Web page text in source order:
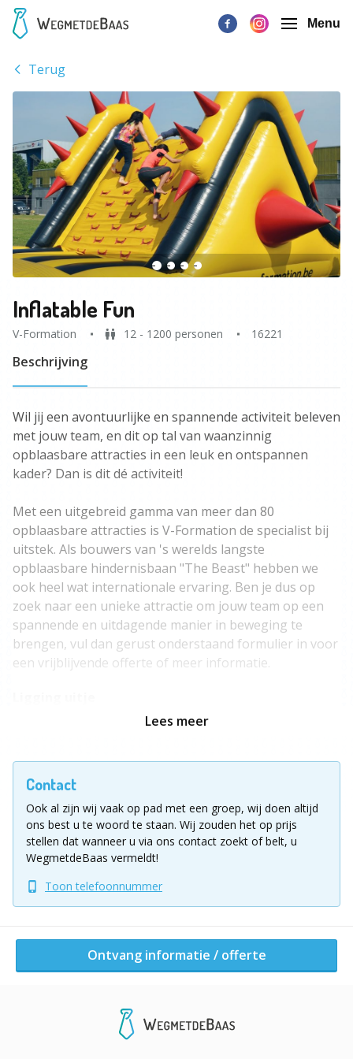
Menu
Terug
Inflatable Fun
V-Formation 12 - 1200 personen 16221
Beschrijving
Wil jij een avontuurlijke en spannende activiteit beleven
met jouw team, en dit op tal van waanzinnig
opblaasbare attracties in een leuk en ontspannen
kader? Dan is dit dé activiteit!
Met een uitgebreid gamma van meer dan 80
opblaasbare attracties is V-Formation de specialist bij
uitstek. Als bouwers van 's werelds langste
opblaasbare hindernisbaan "The Beast" hebben we
ook heel wat internationale ervaring. Ben je dus op
zoek naar een unieke attractie om jouw team op een
spannende en uitdagende manier in beweging te
brengen, vul dan gerust onderstaand formulier in voor
een vrijblijvende offerte of meer informatie.
Overal! Als mobiel bedrijf kunnen we tot bij u komen of
Andere activiteiten van dit bedrijf
Lees meer
Contact
Ook al zijn wij vaak op pad met een groep, wij doen altijd
ons best u te woord te staan. Wij zouden het op prijs
stellen dat wanneer u via ons contact zoekt of belt, u
WegmetdeBaas vermeldt!
Toon telefoonnummer
Ontvang informatie / offerte